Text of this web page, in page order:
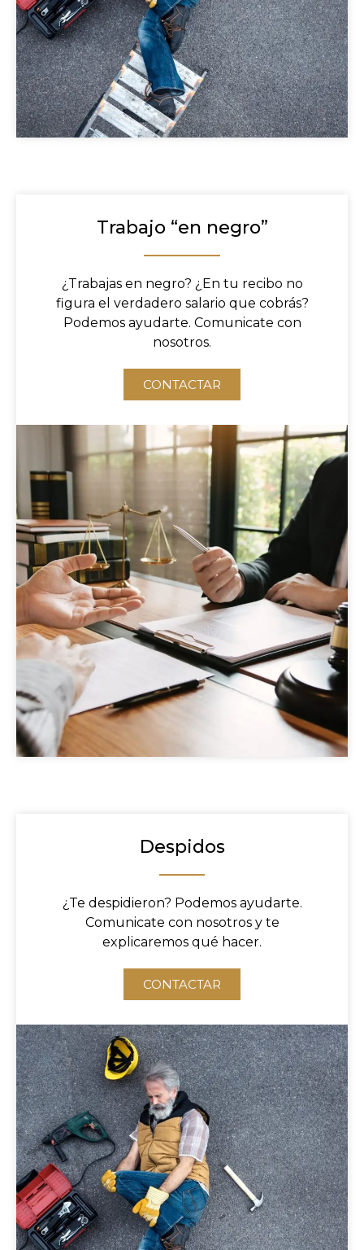
Trabajo “en negro”
¿Trabajas en negro? ¿En tu recibo no
figura el verdadero salario que cobrás?
Podemos ayudarte. Comunicate con
nosotros.
CONTACTAR
Despidos
¿Te despidieron? Podemos ayudarte.
Comunicate con nosotros y te
explicaremos qué hacer.
CONTACTAR